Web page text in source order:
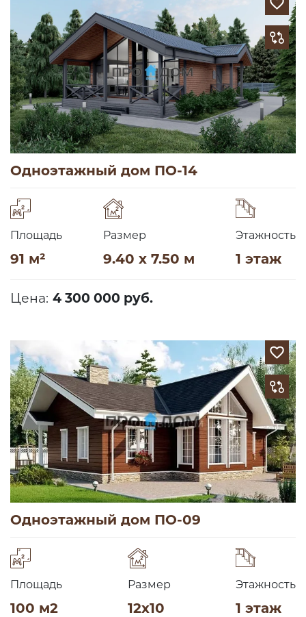
Одноэтажный дом ПО-14
Площадь
91 м²
Размер
9.40 x 7.50 м
Этажность
1 этаж
Цена: 4 300 000 руб.
Одноэтажный дом ПО-09
Площадь
100 м2
Размер
12х10
Этажность
1 этаж